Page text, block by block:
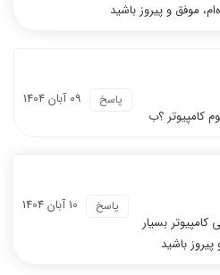
موفق و پیروز باشید
09 آبان 1404 پاسخ
کامپیوتر ؟ب
10 آبان 1404 پاسخ
بسیار
باشید